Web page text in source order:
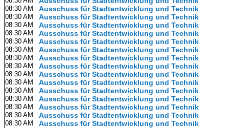
08:30 AM Ausschuss für Stadtentwicklung und Technik
08:30 AM Ausschuss für Stadtentwicklung und Technik
08:30 AM Ausschuss für Stadtentwicklung und Technik
08:30 AM Ausschuss für Stadtentwicklung und Technik
08:30 AM Ausschuss für Stadtentwicklung und Technik
08:30 AM Ausschuss für Stadtentwicklung und Technik
08:30 AM Ausschuss für Stadtentwicklung und Technik
08:30 AM Ausschuss für Stadtentwicklung und Technik
08:30 AM Ausschuss für Stadtentwicklung und Technik
08:30 AM Ausschuss für Stadtentwicklung und Technik
08:30 AM Ausschuss für Stadtentwicklung und Technik
08:30 AM Ausschuss für Stadtentwicklung und Technik
08:30 AM Ausschuss für Stadtentwicklung und Technik
08:30 AM Ausschuss für Stadtentwicklung und Technik
08:30 AM Ausschuss für Stadtentwicklung und Technik